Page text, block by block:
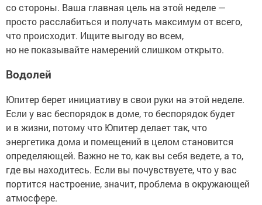
со стороны. Ваша главная цель на этой неделе —
просто расслабиться и получать максимум от всего,
что происходит. Ищите выгоду во всем,
но не показывайте намерений слишком открыто.
Водолей
Юпитер берет инициативу в свои руки на этой неделе.
Если у вас беспорядок в доме, то беспорядок будет
и в жизни, потому что Юпитер делает так, что
энергетика дома и помещений в целом становится
определяющей. Важно не то, как вы себя ведете, а то,
где вы находитесь. Если вы почувствуете, что у вас
портится настроение, значит, проблема в окружающей
атмосфере.